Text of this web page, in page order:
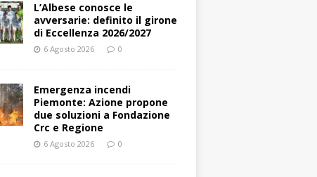
L’Albese conosce le
avversarie: definito il girone
di Eccellenza 2026/2027
6 Agosto 2026 0
Emergenza incendi
Piemonte: Azione propone
due soluzioni a Fondazione
Crc e Regione
6 Agosto 2026 0